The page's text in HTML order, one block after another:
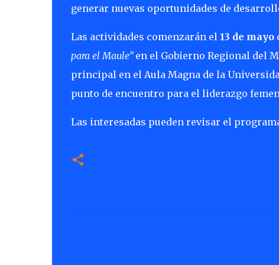
generar nuevas oportunidades de
Las actividades comenzarán el 13 de mayo
para el Maule”en el Gobierno Regional del
principal en el Aula Magna de la
punto de encuentro para el liderazgo
Las interesadas pueden revisar el